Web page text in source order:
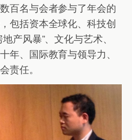
百名与会者参与了年会的
包括资本全球化、科技创
产风暴”、文化与艺术、
年、国际教育与领导力、
责任。